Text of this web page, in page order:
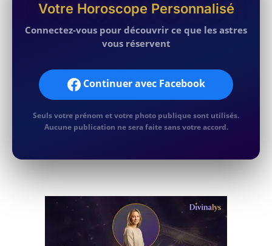
Votre Horoscope Personnalisé
Connectez-vous pour découvrir ce que les astres
vous réservent
Continuer avec Facebook
Seuls votre prénom et votre photo publique sont utilisés.
Aucune publication ne sera faite sans votre accord.